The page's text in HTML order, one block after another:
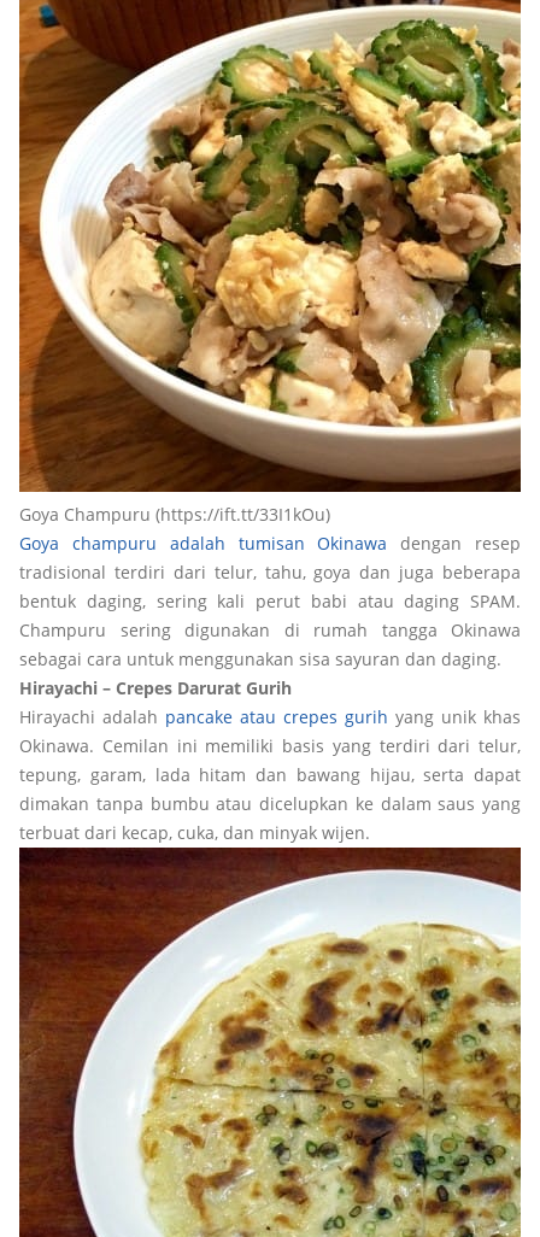
Goya Champuru (https://ift.tt/33I1kOu)
Goya champuru adalah tumisan Okinawa dengan resep
tradisional terdiri dari telur, tahu, goya dan juga beberapa
bentuk daging, sering kali perut babi atau daging SPAM.
Champuru sering digunakan di rumah tangga Okinawa
sebagai cara untuk menggunakan sisa sayuran dan daging.
Hirayachi – Crepes Darurat Gurih
Hirayachi adalah pancake atau crepes gurih yang unik khas
Okinawa. Cemilan ini memiliki basis yang terdiri dari telur,
tepung, garam, lada hitam dan bawang hijau, serta dapat
dimakan tanpa bumbu atau dicelupkan ke dalam saus yang
terbuat dari kecap, cuka, dan minyak wijen.